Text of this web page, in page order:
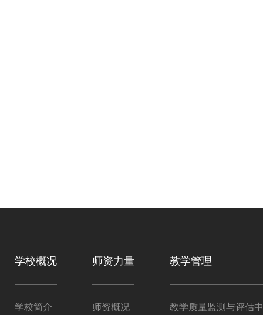
学校概况
学校简介
师资力量
师资概况
教学管理
教学质量监测与评估